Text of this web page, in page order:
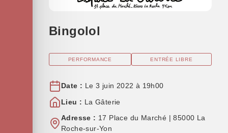
Bingolol
PERFORMANCE ENTRÉE LIBRE
Date : Le 3 juin 2022 à 19h00
Lieu : La Gâterie
Adresse : 17 Place du Marché | 85000 La
Roche-sur-Yon